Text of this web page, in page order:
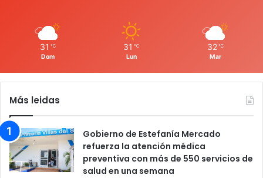
31 ℃
Dom
31 ℃
Lun
32 ℃
Mar
Más leidas
Gobierno de Estefanía Mercado
refuerza la atención médica
preventiva con más de 550 servicios de
salud en una semana